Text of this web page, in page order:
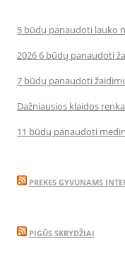
5 būdų panaudoti lauko
2026 6 būdų panaudoti
7 būdų panaudoti
Dažniausios klaidos
11 būdų panaudoti
PREKES GYVUNAMS
PIGŪS SKRYDŽIAI